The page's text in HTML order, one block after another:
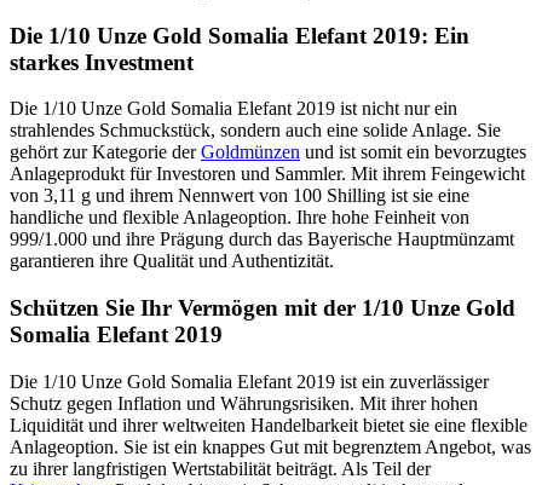
Die 1/10 Unze Gold Somalia Elefant 2019: Ein
starkes Investment
Die 1/10 Unze Gold Somalia Elefant 2019 ist nicht nur ein
strahlendes Schmuckstück, sondern auch eine solide Anlage. Sie
gehört zur Kategorie derGoldmünzen und ist somit ein bevorzugtes
Anlageprodukt für Investoren und Sammler. Mit ihrem Feingewicht
von 3,11 g und ihrem Nennwert von 100 Shilling ist sie eine
handliche und flexible Anlageoption. Ihre hohe Feinheit von
999/1.000 und ihre Prägung durch das Bayerische Hauptmünzamt
garantieren ihre Qualität und Authentizität.
Schützen Sie Ihr Vermögen mit der 1/10 Unze Gold
Somalia Elefant 2019
Die 1/10 Unze Gold Somalia Elefant 2019 ist ein zuverlässiger
Schutz gegen Inflation und Währungsrisiken. Mit ihrer hohen
Liquidität und ihrer weltweiten Handelbarkeit bietet sie eine flexible
Anlageoption. Sie ist ein knappes Gut mit begrenztem Angebot, was
zu ihrer langfristigen Wertstabilität beiträgt. Als Teil der